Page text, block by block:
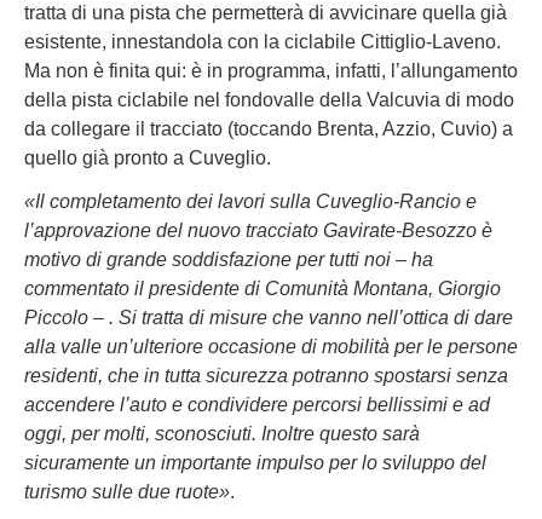
tratta di una pista che permetterà di avvicinare quella già
esistente, innestandola con la ciclabile Cittiglio-Laveno.
Ma non è finita qui: è in programma, infatti, l’allungamento
della pista ciclabile nel fondovalle della Valcuvia di modo
da collegare il tracciato (toccando Brenta, Azzio, Cuvio) a
quello già pronto a Cuveglio.
«Il completamento dei lavori sulla Cuveglio-Rancio e
l’approvazione del nuovo tracciato Gavirate-Besozzo è
motivo di grande soddisfazione per tutti noi – ha
commentato il presidente di Comunità Montana, Giorgio
Piccolo – . Si tratta di misure che vanno nell’ottica di dare
alla valle un’ulteriore occasione di mobilità per le persone
residenti, che in tutta sicurezza potranno spostarsi senza
accendere l’auto e condividere percorsi bellissimi e ad
oggi, per molti, sconosciuti. Inoltre questo sarà
sicuramente un importante impulso per lo sviluppo del
turismo sulle due ruote».